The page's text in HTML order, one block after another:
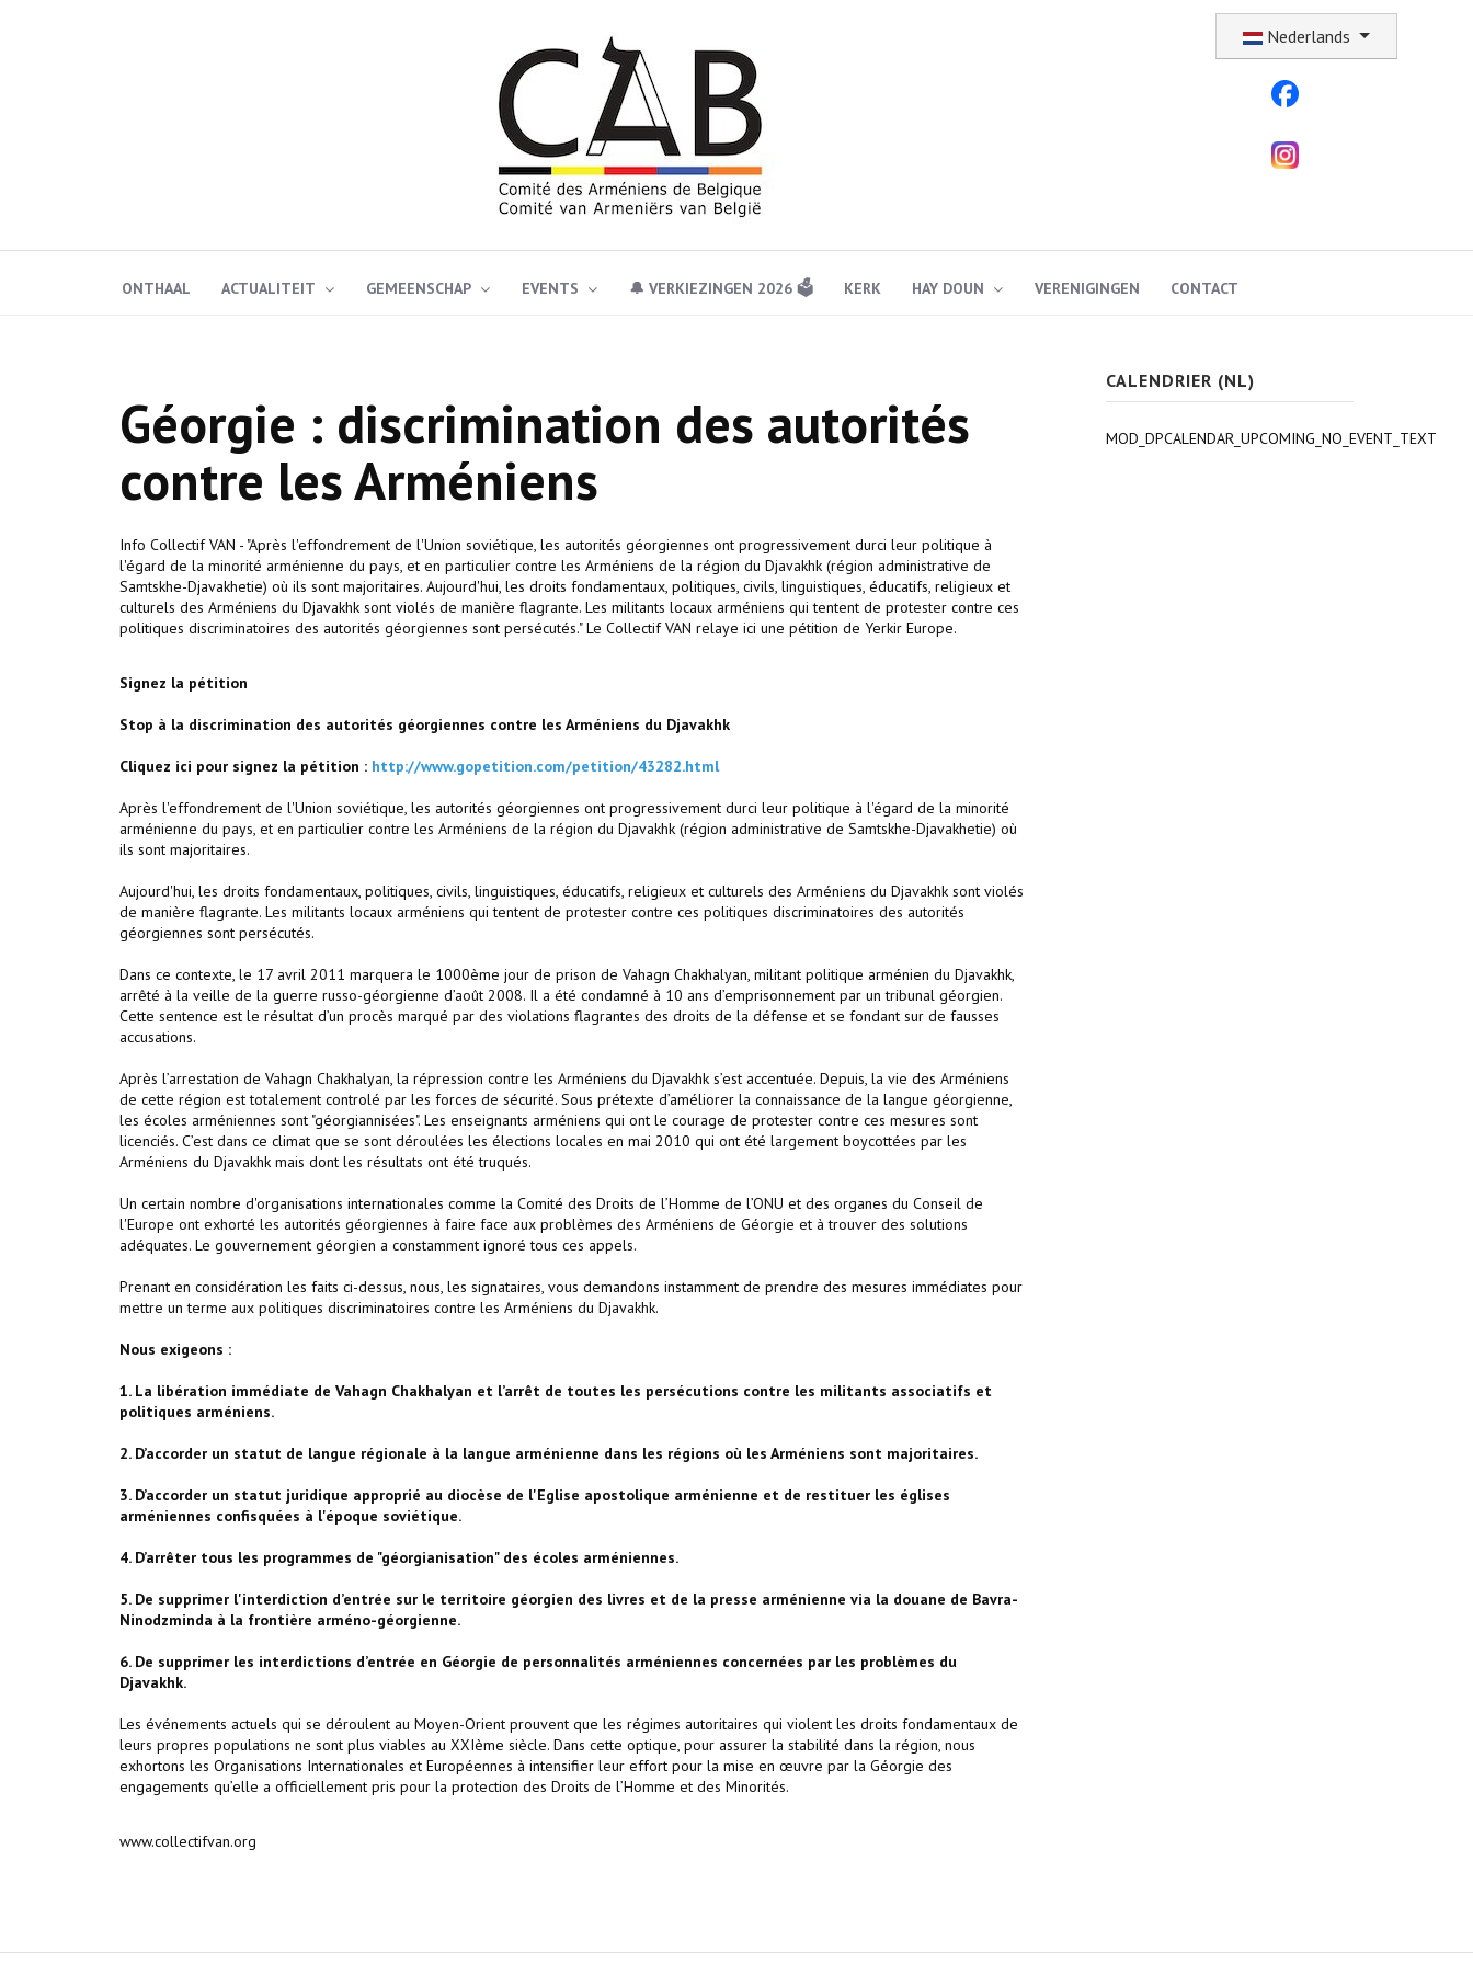
Nederlands
ONTHAAL ACTUALITEIT GEMEENSCHAP EVENTS 🔔 VERKIEZINGEN 2026 🗳️ KERK HAY DOUN VERENIGINGEN CONTACT
Géorgie : discrimination des autorités
contre les Arméniens
Info Collectif VAN - "Après l'effondrement de l'Union soviétique, les autorités géorgiennes ont progressivement durci leur politique à
l'égard de la minorité arménienne du pays, et en particulier contre les Arméniens de la région du Djavakhk (région administrative de
Samtskhe-Djavakhetie) où ils sont majoritaires. Aujourd'hui, les droits fondamentaux, politiques, civils, linguistiques, éducatifs, religieux et
culturels des Arméniens du Djavakhk sont violés de manière flagrante. Les militants locaux arméniens qui tentent de protester contre ces
politiques discriminatoires des autorités géorgiennes sont persécutés." Le Collectif VAN relaye ici une pétition de Yerkir Europe.
Signez la pétition
Stop à la discrimination des autorités géorgiennes contre les Arméniens du Djavakhk
Cliquez ici pour signez la pétition : http://www.gopetition.com/petition/43282.html
Après l'effondrement de l'Union soviétique, les autorités géorgiennes ont progressivement durci leur politique à l'égard de la minorité
arménienne du pays, et en particulier contre les Arméniens de la région du Djavakhk (région administrative de Samtskhe-Djavakhetie) où
ils sont majoritaires.
Aujourd'hui, les droits fondamentaux, politiques, civils, linguistiques, éducatifs, religieux et culturels des Arméniens du Djavakhk sont violés
de manière flagrante. Les militants locaux arméniens qui tentent de protester contre ces politiques discriminatoires des autorités
géorgiennes sont persécutés.
Dans ce contexte, le 17 avril 2011 marquera le 1000ème jour de prison de Vahagn Chakhalyan, militant politique arménien du Djavakhk,
arrêté à la veille de la guerre russo-géorgienne d’août 2008. Il a été condamné à 10 ans d’emprisonnement par un tribunal géorgien.
Cette sentence est le résultat d’un procès marqué par des violations flagrantes des droits de la défense et se fondant sur de fausses
accusations.
Après l’arrestation de Vahagn Chakhalyan, la répression contre les Arméniens du Djavakhk s’est accentuée. Depuis, la vie des Arméniens
de cette région est totalement controlé par les forces de sécurité. Sous prétexte d’améliorer la connaissance de la langue géorgienne,
les écoles arméniennes sont "géorgiannisées". Les enseignants arméniens qui ont le courage de protester contre ces mesures sont
licenciés. C’est dans ce climat que se sont déroulées les élections locales en mai 2010 qui ont été largement boycottées par les
Arméniens du Djavakhk mais dont les résultats ont été truqués.
Un certain nombre d'organisations internationales comme la Comité des Droits de l’Homme de l’ONU et des organes du Conseil de
l'Europe ont exhorté les autorités géorgiennes à faire face aux problèmes des Arméniens de Géorgie et à trouver des solutions
adéquates. Le gouvernement géorgien a constamment ignoré tous ces appels.
Prenant en considération les faits ci-dessus, nous, les signataires, vous demandons instamment de prendre des mesures immédiates pour
mettre un terme aux politiques discriminatoires contre les Arméniens du Djavakhk.
Nous exigeons :
1. La libération immédiate de Vahagn Chakhalyan et l’arrêt de toutes les persécutions contre les militants associatifs et
politiques arméniens.
2. D’accorder un statut de langue régionale à la langue arménienne dans les régions où les Arméniens sont majoritaires.
3. D’accorder un statut juridique approprié au diocèse de l'Eglise apostolique arménienne et de restituer les églises
arméniennes confisquées à l'époque soviétique.
4. D’arrêter tous les programmes de "géorgianisation" des écoles arméniennes.
5. De supprimer l'interdiction d’entrée sur le territoire géorgien des livres et de la presse arménienne via la douane de Bavra-
Ninodzminda à la frontière arméno-géorgienne.
6. De supprimer les interdictions d’entrée en Géorgie de personnalités arméniennes concernées par les problèmes du
Djavakhk.
Les événements actuels qui se déroulent au Moyen-Orient prouvent que les régimes autoritaires qui violent les droits fondamentaux de
leurs propres populations ne sont plus viables au XXIème siècle. Dans cette optique, pour assurer la stabilité dans la région, nous
exhortons les Organisations Internationales et Européennes à intensifier leur effort pour la mise en œuvre par la Géorgie des
engagements qu’elle a officiellement pris pour la protection des Droits de l’Homme et des Minorités.
www.collectifvan.org
CALENDRIER (NL)
MOD_DPCALENDAR_UPCOMING_NO_EVENT_TEXT